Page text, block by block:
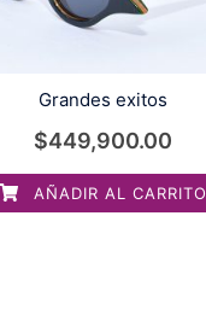
Grandes exitos
$449,900.00
AÑADIR AL CARRITO